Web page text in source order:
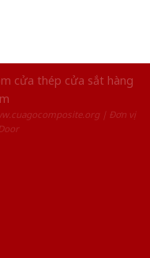
cửa thép cửa sắt hàng
| Đơn vị